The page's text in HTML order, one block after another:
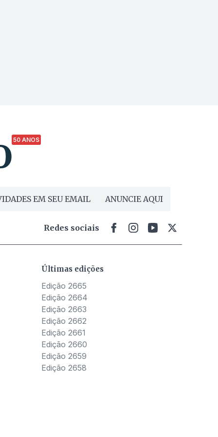
50 ANOS
EM SEU EMAIL ANUNCIE AQUI
Redes sociais
Últimas edições
Edição 2665
Edição 2664
Edição 2663
Edição 2662
Edição 2661
Edição 2660
Edição 2659
Edição 2658